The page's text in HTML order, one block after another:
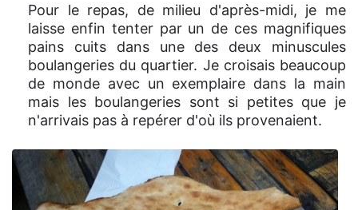
Pour le repas, de milieu d'après-midi, je me
laisse enfin tenter par un de ces magnifiques
pains cuits dans une des deux minuscules
boulangeries du quartier. Je croisais beaucoup
de monde avec un exemplaire dans la main
mais les boulangeries sont si petites que je
n'arrivais pas à repérer d'où ils provenaient.